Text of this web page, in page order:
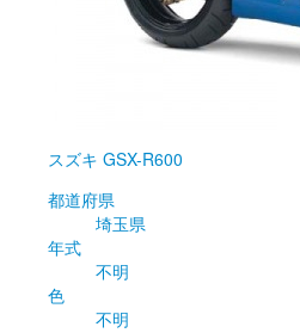
スズキ GSX-R600
都道府県
埼玉県
年式
不明
色
不明